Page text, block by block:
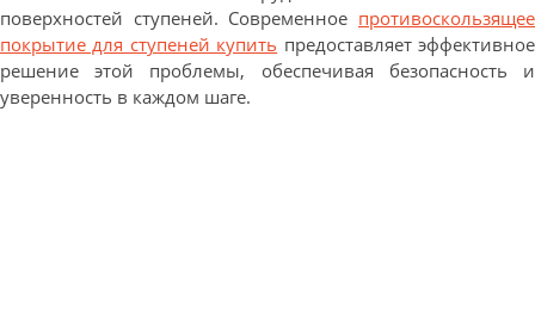
поверхностей ступеней. Современное противоскользящее
покрытие для ступеней купить предоставляет эффективное
решение этой проблемы, обеспечивая безопасность и
уверенность в каждом шаге.